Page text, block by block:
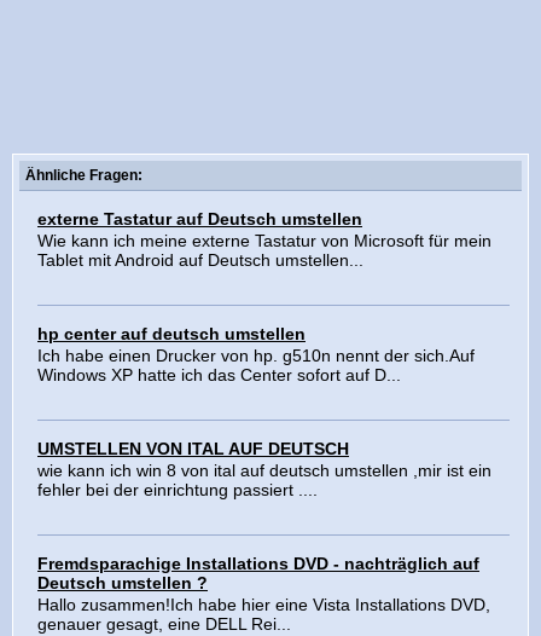
Ähnliche Fragen:
externe Tastatur auf Deutsch umstellen
Wie kann ich meine externe Tastatur von Microsoft für mein
Tablet mit Android auf Deutsch umstellen...
hp center auf deutsch umstellen
Ich habe einen Drucker von hp. g510n nennt der sich.Auf
Windows XP hatte ich das Center sofort auf D...
UMSTELLEN VON ITAL AUF DEUTSCH
wie kann ich win 8 von ital auf deutsch umstellen ,mir ist ein
fehler bei der einrichtung passiert ....
Fremdsparachige Installations DVD - nachträglich auf
Deutsch umstellen ?
Hallo zusammen!Ich habe hier eine Vista Installations DVD,
genauer gesagt, eine DELL Rei...